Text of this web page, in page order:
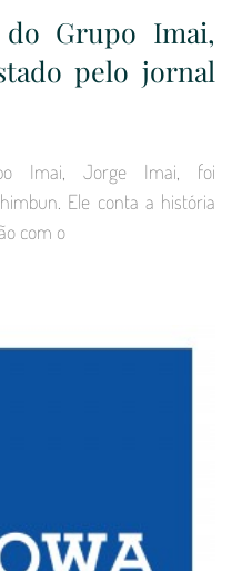
Grupo Imai,
pelo jornal
Imai, Jorge Imai, foi
Ele conta a história
com o